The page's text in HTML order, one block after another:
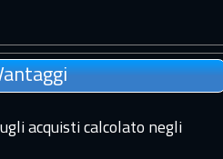
acquisti calcolato negli